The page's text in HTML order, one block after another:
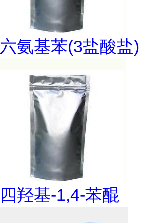
六氨基苯(3盐酸盐)
四羟基-1,4-苯醌